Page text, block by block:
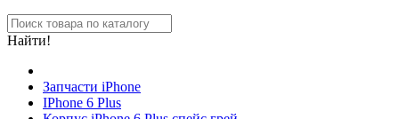
Найти!
Запчасти iPhone
IPhone 6 Plus